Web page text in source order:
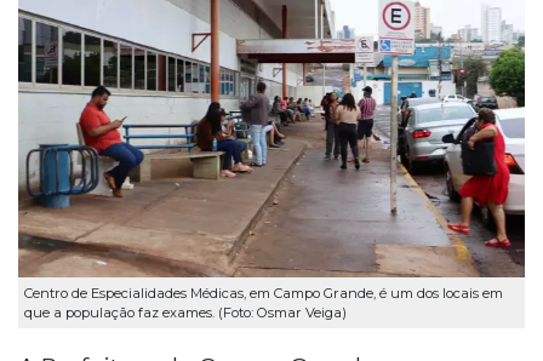
Centro de Especialidades Médicas, em Campo Grande, é um dos locais em
que a população faz exames. (Foto: Osmar Veiga)